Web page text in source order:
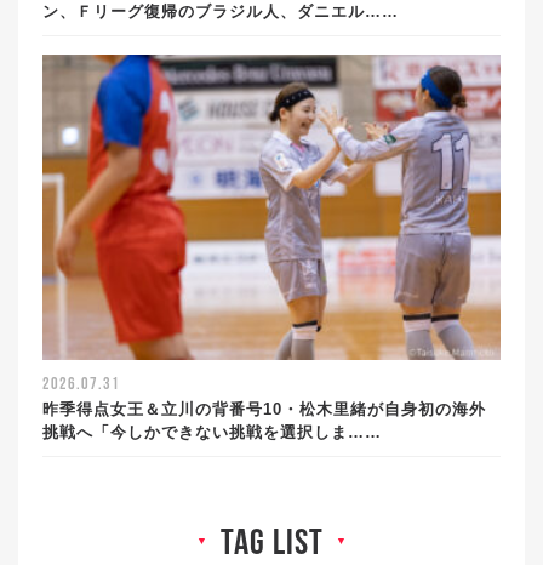
ン、Ｆリーグ復帰のブラジル人、ダニエル……
2026.07.31
昨季得点女王＆立川の背番号10・松木里緒が自身初の海外
挑戦へ「今しかできない挑戦を選択しま……
▼ tag list ▼